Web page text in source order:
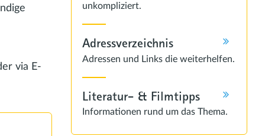
via E-
unkompliziert.
Adressverzeichnis
Adressen und Links die weiterhelfen.
Literatur- & Filmtipps
Informationen rund um das Thema.